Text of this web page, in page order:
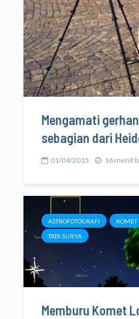
Mengamati
sebagian dari
01/04/2015 16 menit
ASTROFOTOGRAFI KOMET
TATA SURYA
Memburu Komet